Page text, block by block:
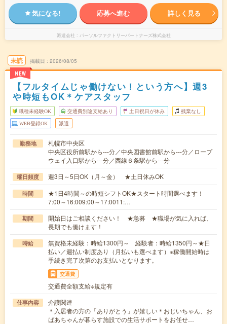
気になる! 応募へ進む 詳しく見る
派遣会社 パーソルファクトリーパートナーズ株式会社
未読
NEW
掲載日 2026/08/05
【フルタイムじゃ働けない！という方へ】週3
や時短もOK＊ケアスタッフ
職種未経験OK 交通費別途支給あり 土日祝日が休み 残業なし
WEB登録OK 派遣
勤務地
札幌市中央区
中央区役所前駅から---分／中央図書館前駅から---分／ロープ
ウェイ入口駅から---分／西線６条駅から---分
曜日頻度 週3日～5日OK（月～金） ★土日休みOK
時間
★1日4時間～の時短シフトOK★スタート時間選べます！
7:00～16:009:00～17:0011:…
期間
開始日はご相談ください！ ★急募 ★職場が気に入れば、
長期でも働けます！
時給
無資格未経験：時給1300円～ 経験者：時給1350円～★日
払い／週払い制度あり（月払いも選べます）※稼働開始時は
手続き完了次第のお支払いとなります。
交通費
交通費全額支給※規定有
仕事内容
介護関連
＊入居者の方の「ありがとう」が嬉しい＊おじいちゃん、お
ばあちゃんが暮らす施設での生活サポートをお任せ…